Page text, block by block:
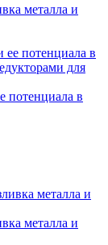
металла и
потенциала в
металла и